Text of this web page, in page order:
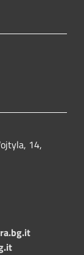
14,